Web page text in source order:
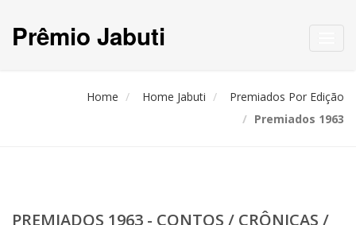
Prêmio Jabuti
Home Home Jabuti
Premiados Por Edição
Premiados 1963
PREMIADOS 1963 - CONTOS / CRÔNICAS /